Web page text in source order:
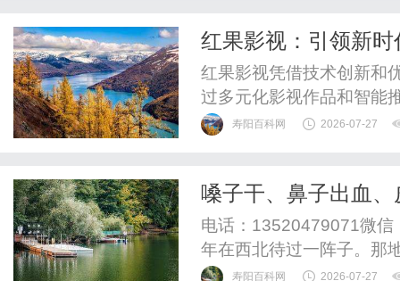
红果影视：引领新
红果影视凭借技术创新和
过多元化影视作品和智能
革。寿阳百科网 2026-07-27
嗓子干、鼻子出血、
干燥综合征，太绝了
电话：13520479071微
年在西北待过一阵子。那
有的水分。她在那儿忙活
寿阳百科网 2026-07-27